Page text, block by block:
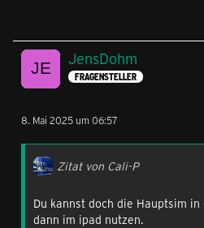
JensDohm
FRAGENSTELLER
8. Mai 2025 um 06:57
Zitat von Cali-P
Du kannst doch die Hauptsim
dann im ipad nutzen.